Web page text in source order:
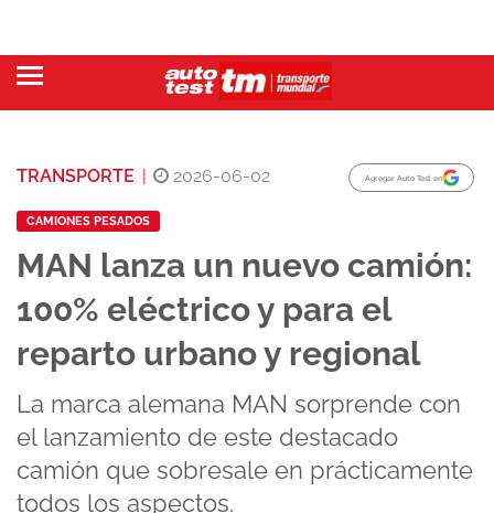
TRANSPORTE | 2026-06-02 Agregar Auto Test en
CAMIONES PESADOS
MAN lanza un nuevo camión:
100% eléctrico y para el
reparto urbano y regional
La marca alemana MAN sorprende con
el lanzamiento de este destacado
camión que sobresale en prácticamente
todos los aspectos.